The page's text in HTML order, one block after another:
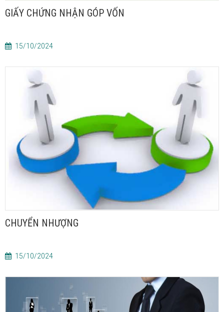
GIẤY CHỨNG NHẬN GÓP VỐN
15/10/2024
CHUYỂN NHƯỢNG
15/10/2024